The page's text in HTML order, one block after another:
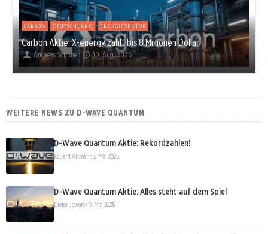
CARBON DEUTSCHLAND ENERGIESEKTOR
Carbon Aktie: X-energy zahlt bis 8 Millionen Dollar
Andreas Sommer 10. Aug. 2026
WEITERE NEWS ZU D-WAVE QUANTUM
D-Wave Quantum Aktie: Rekordzahlen!
Eduard Altmann12. Mai 2025
D-Wave Quantum Aktie: Alles steht auf dem Spiel
Dieter Jaworski7. Mai 2025